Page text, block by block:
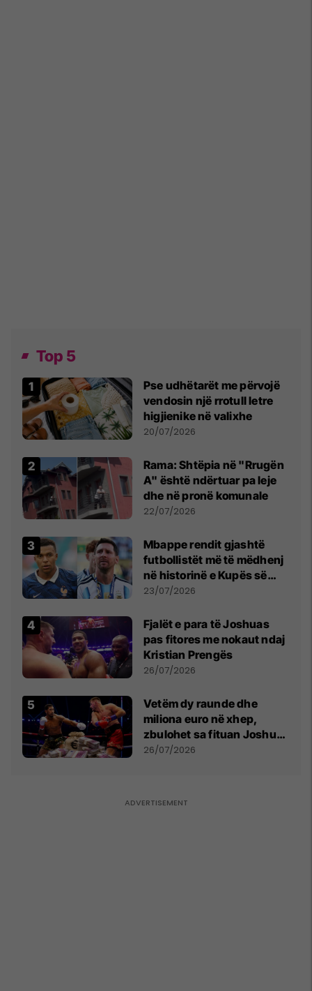
Top 5
Pse udhëtarët me përvojë
vendosin një rrotull letre
higjienike në valixhe
20/07/2026
Rama: Shtëpia në "Rrugën
A" është ndërtuar pa leje
dhe në pronë komunale
22/07/2026
Mbappe rendit gjashtë
futbollistët më të mëdhenj
në historinë e Kupës së
Botës, Messi mbetet i dyti
23/07/2026
Fjalët e para të Joshuas
pas fitores me nokaut ndaj
Kristian Prengës
26/07/2026
Vetëm dy raunde dhe
miliona euro në xhep,
zbulohet sa fituan Joshua
e Prenga
26/07/2026